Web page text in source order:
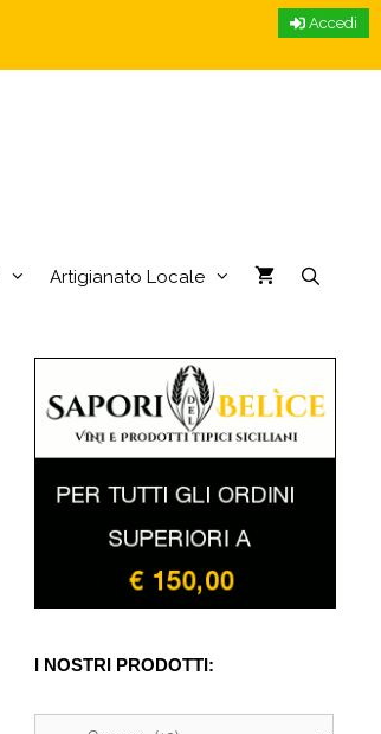
Accedi
Artigianato Locale
I NOSTRI PRODOTTI: